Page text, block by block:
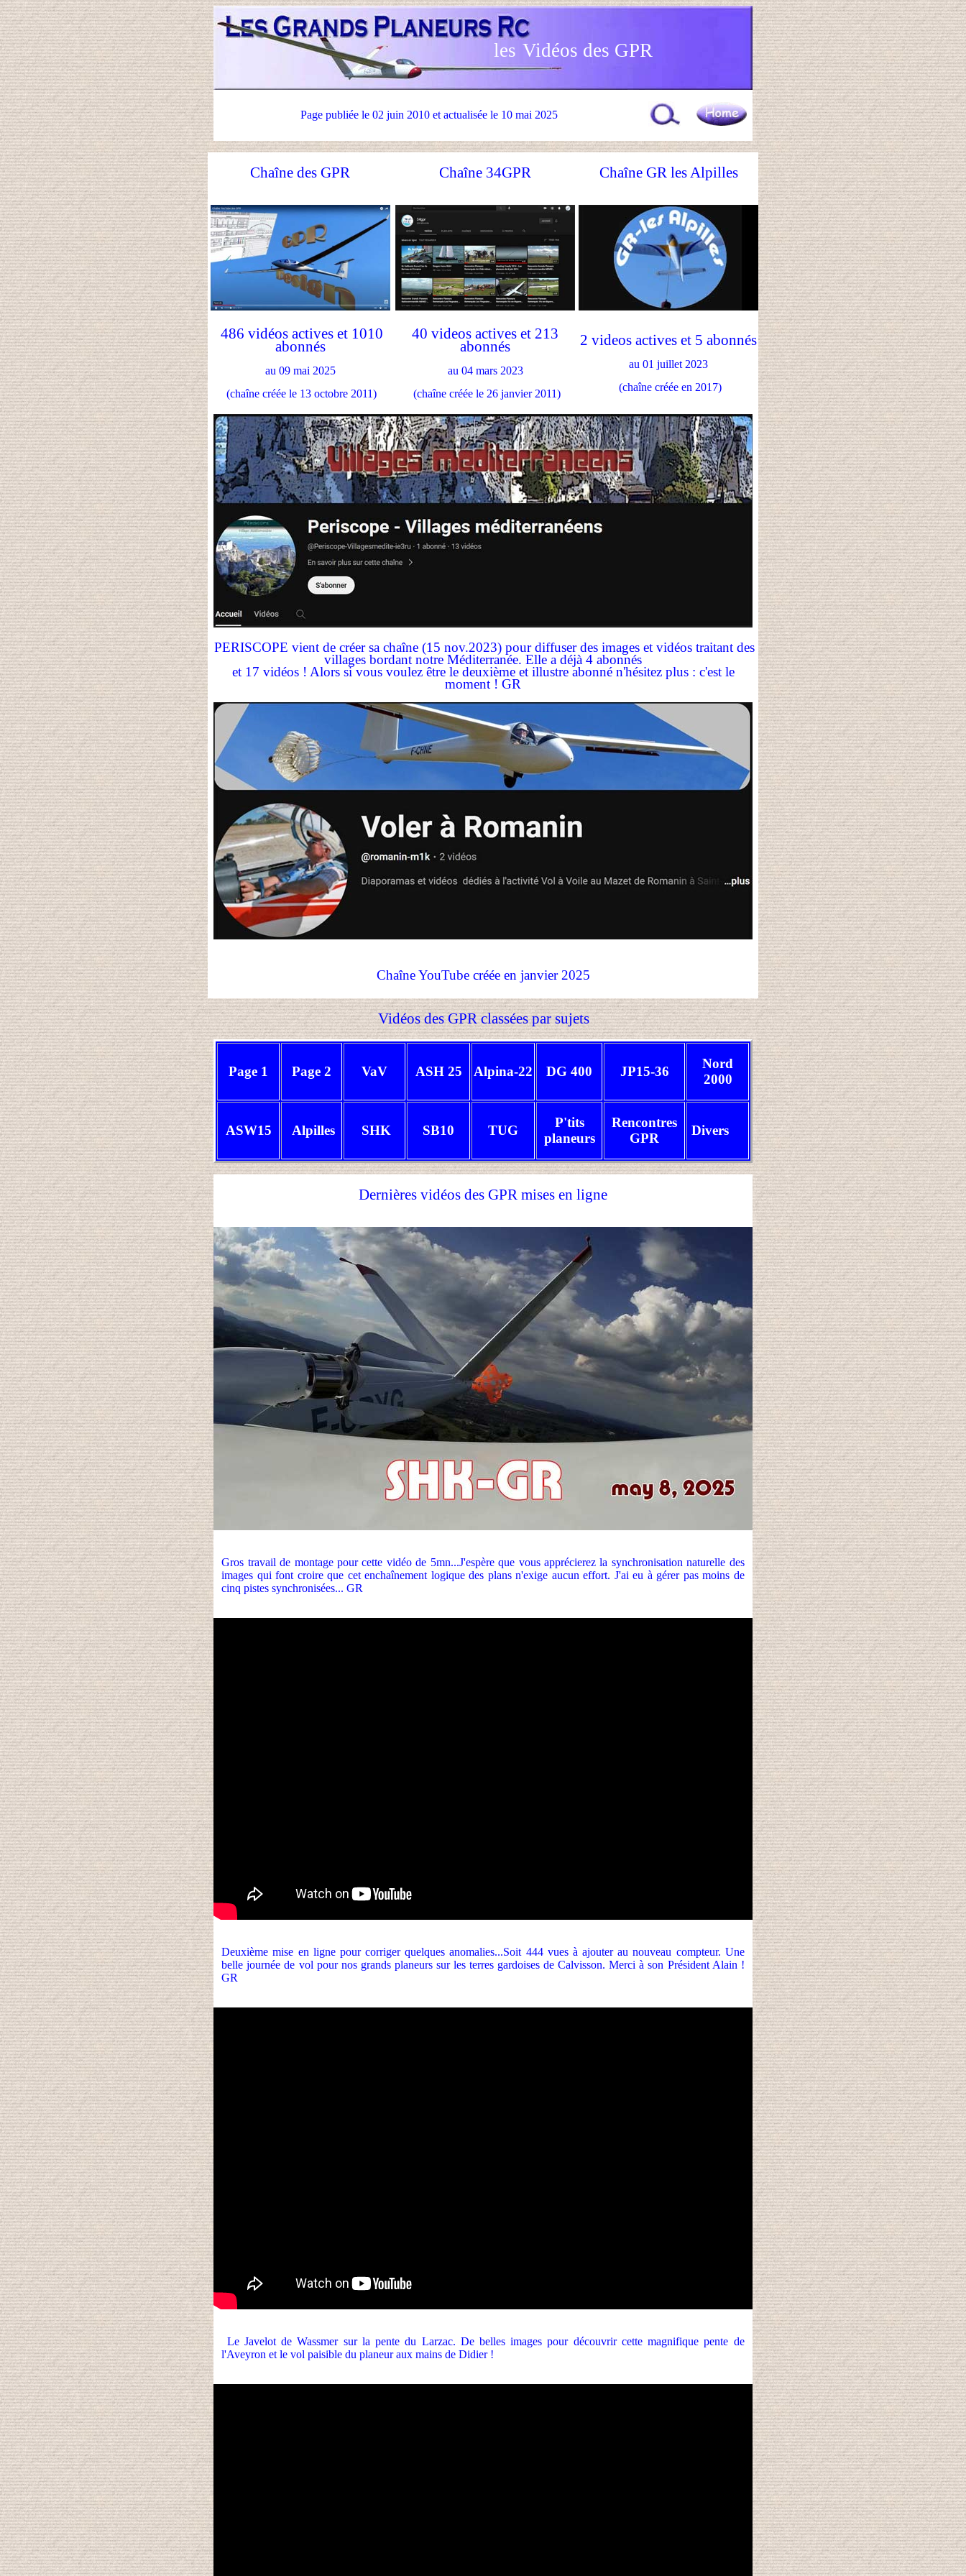
les Vidéos des GPR
Page publiée le 02 juin 2010 et actualisée le 10 mai 2025
Chaîne des GPR Chaîne 34GPR Chaîne GR les Alpilles
486 vidéos actives et 1010
abonnés
au 09 mai 2025
(chaîne créée le 13 octobre 2011)
40 videos actives et 213
abonnés
au 04 mars 2023
(chaîne créée le 26 janvier 2011)
2 videos actives et 5 abonnés
au 01 juillet 2023
(chaîne créée en 2017)
PERISCOPE vient de créer sa chaîne (15 nov.2023) pour diffuser des images et vidéos traitant des
villages bordant notre Méditerranée. Elle a déjà 4 abonnés
et 17 vidéos ! Alors si vous voulez être le deuxième et illustre abonné n'hésitez plus : c'est le
moment ! GR
Chaîne YouTube créée en janvier 2025
Vidéos des GPR classées par sujets
Page 1 Page 2 VaV ASH 25 Alpina-22 DG 400 JP15-36
Nord
2000
ASW15 Alpilles SHK SB10 TUG
P'tits
planeurs
Rencontres
GPR
Divers
Dernières vidéos des GPR mises en ligne
Gros travail de montage pour cette vidéo de 5mn...J'espère que vous apprécierez la synchronisation naturelle des
images qui font croire que cet enchaînement logique des plans n'exige aucun effort. J'ai eu à gérer pas moins de
cinq pistes synchronisées... GR
Deuxième mise en ligne pour corriger quelques anomalies...Soit 444 vues à ajouter au nouveau compteur. Une
belle journée de vol pour nos grands planeurs sur les terres gardoises de Calvisson. Merci à son Président Alain !
GR
Le Javelot de Wassmer sur la pente du Larzac. De belles images pour découvrir cette magnifique pente de
l'Aveyron et le vol paisible du planeur aux mains de Didier !